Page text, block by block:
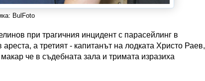
BulFoto
при трагичния инцидент с парасейлинг в
а третият - капитанът на лодката Христо Раев,
че в съдебната зала и тримата изразиха